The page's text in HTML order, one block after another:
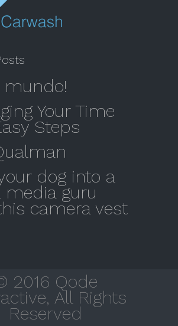
mundo!
Your Time
Steps
dog into a
media guru
camera vest
2016 Qode
All Rights
Reserved
¡Contactanos YA!